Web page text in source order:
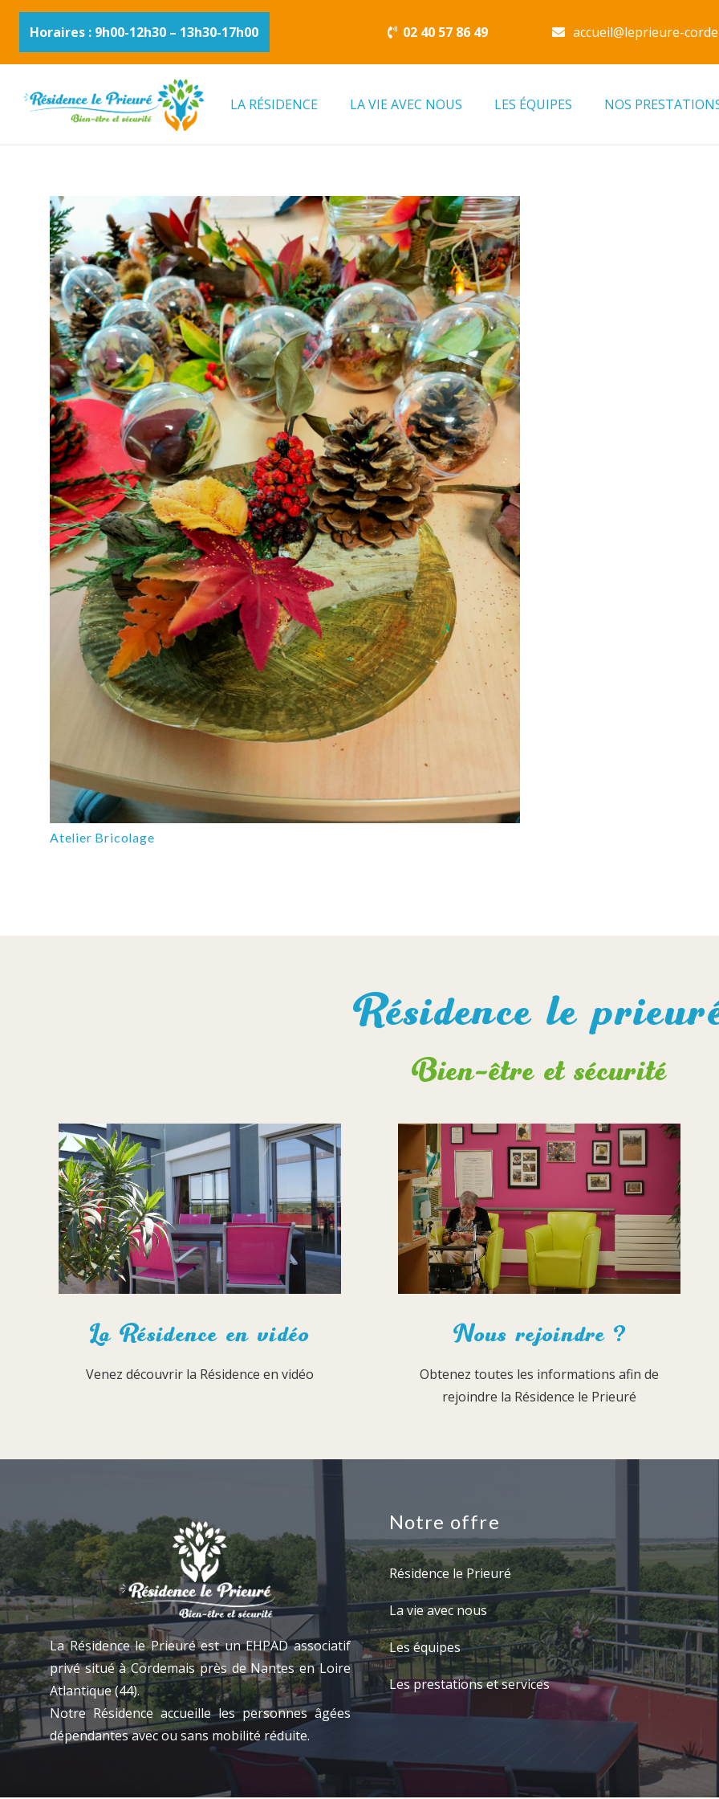
Horaires : 9h00-12h30 – 13h30-17h00 02 40 57 86 49 accueil@leprieure-
LA RÉSIDENCE LA VIE AVEC NOUS LES ÉQUIPES NOS
Atelier Bricolage
Résidence le
Bien-être et sécurité
La Résidence en vidéo
Venez découvrir la Résidence en vidéo
Nous rejoindre ?
Obtenez toutes les informations afin de
rejoindre la Résidence le Prieuré
La Résidence le Prieuré est un EHPAD associatif
privé situé à Cordemais près de Nantes en Loire
Atlantique (44).
Notre Résidence accueille les personnes âgées
dépendantes avec ou sans mobilité réduite.
Notre offre
Résidence le Prieuré
La vie avec nous
Les équipes
Les prestations et services